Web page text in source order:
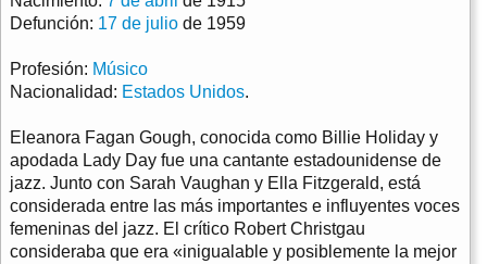
Defunción: 17 de julio de 1959
Profesión: Músico
Nacionalidad: Estados Unidos.
Eleanora Fagan Gough, conocida como Billie Holiday y
apodada Lady Day fue una cantante estadounidense de
jazz. Junto con Sarah Vaughan y Ella Fitzgerald, está
considerada entre las más importantes e influyentes voces
femeninas del jazz. El crítico Robert Christgau
consideraba que era «inigualable y posiblemente la mejor